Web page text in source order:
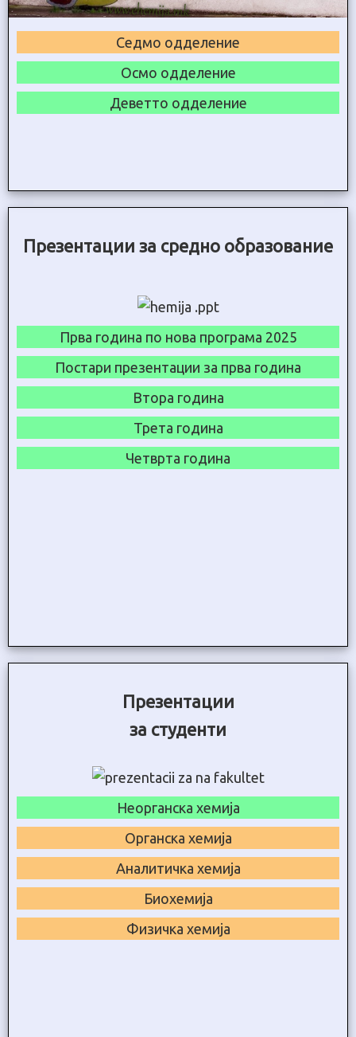
Седмо одделение
Осмо одделение
Деветто одделение
Презентации за средно образование
Прва година по нова програма 2025
Постари презентации за прва година
Втора година
Трета година
Четврта година
Презентации
за студенти
Неорганска хемија
Органска хемија
Аналитичка хемија
Биохемија
Физичка хемија